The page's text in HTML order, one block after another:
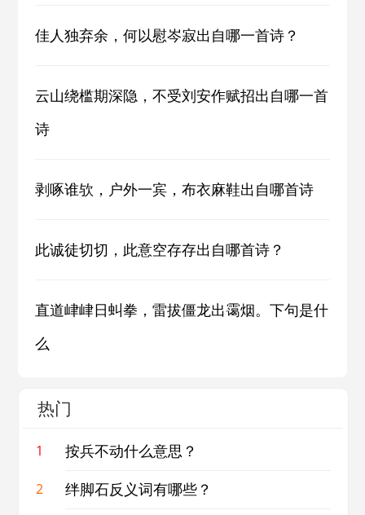
佳人独弃余，何以慰岑寂出自哪一首诗？
云山绕槛期深隐，不受刘安作赋招出自哪一首
诗
剥啄谁欤，户外一宾，布衣麻鞋出自哪首诗
此诚徒切切，此意空存存出自哪首诗？
直道峍峍日虯拳，雷拔僵龙出霭烟。下句是什
么
热门
1 按兵不动什么意思？
2 绊脚石反义词有哪些？